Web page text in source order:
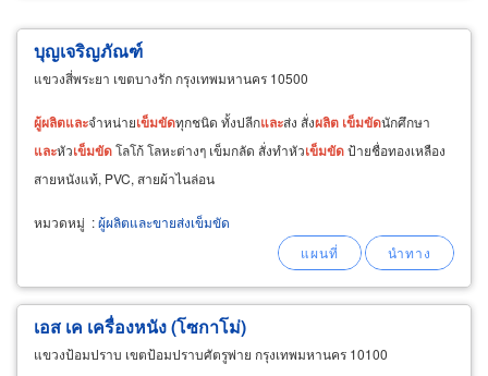
บุญเจริญภัณฑ์
แขวงสี่พระยา เขตบางรัก กรุงเทพมหานคร 10500
ผู้ผลิตและจำหน่ายเข็มขัดทุกชนิด ทั้งปลีกและส่ง สั่งผลิต เข็มขัดนักศึกษา
และหัวเข็มขัดโลโก้ โลหะต่างๆ เข็มกลัด สั่งทำหัวเข็มขัดป้ายชื่อทองเหลือง
สายหนังแท้, PVC, สายผ้าไนล่อน
หมวดหมู่ :ผู้ผลิตและขายส่งเข็มขัด
เอส เค เครื่องหนัง (โซกาโม่)
แขวงป้อมปราบ เขตป้อมปราบศัตรูพ่าย กรุงเทพมหานคร 10100